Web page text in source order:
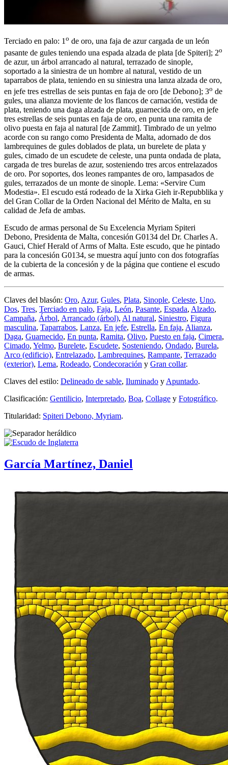
Terciado en palo: 1o de oro, una faja de azur cargada de un león
pasante de gules teniendo una espada alzada de plata [de Spiteri]; 2o
de azur, un árbol arrancado al natural, terrazado de sinople,
soportado a la siniestra de un hombre al natural, vestido de un
taparrabos de plata, teniendo en su siniestra una lanza alzada de oro,
en jefe tres estrellas de seis puntas en faja de oro [de Debono]; 3o de
gules, una alianza moviente de los flancos de carnación, vestida de
plata, teniendo una daga alzada de plata, guarnecida de oro, en jefe
tres estrellas de seis puntas en faja de oro, en punta una ramita de
olivo puesta en faja al natural [de Zammit]. Timbrado de un yelmo
acorde con su rango como Presidenta de Malta, adornado de dos
lambrequines de gules doblados de plata, un burelete de plata y
gules, cimado de un escudete de celeste, una punta ondada de plata,
cargada de tres burelas de azur, sosteniendo tres arcos entrelazados
de oro. Por soportes, dos leones rampantes de oro, lampasados de
gules, terrazados de un monte de sinople. Lema: «Servire Cum
Modestia». El escudo está rodeado de la Xirka Gieh ir-Repubblika y
del Gran Collar de la Orden Nacional del Mérito de Malta, en su
calidad de Jefa de ambas.
Escudo de armas personal de Su Excelencia Myriam Spiteri
Debono, Presidenta de Malta, concesión G0134 del Dr. Charles A.
Gauci, Chief Herald of Arms of Malta. Este escudo, que he pintado
para la concesión G0134, se muestra aquí junto con dos fotografías
de la cubierta de la concesión y de la página que contiene el escudo
de armas.
Claves del blasón: Oro, Azur, Gules, Plata, Sinople, Celeste, Uno,
Dos, Tres, Terciado en palo, Faja, León, Pasante, Espada, Alzado,
Campaña, Árbol, Arrancado (árbol), Al natural, Siniestro, Figura
masculina, Taparrabos, Lanza, En jefe, Estrella, En faja, Alianza,
Daga, Guarnecido, En punta, Ramita, Olivo, Puesto en faja, Cimera,
Cimado, Yelmo, Burelete, Escudete, Sosteniendo, Ondado, Burela,
Arco (edificio), Entrelazado, Lambrequines, Rampante, Terrazado
(exterior), Lema, Rodeado, Condecoración y Gran collar.
Claves del estilo: Delineado de sable, Iluminado yApuntado.
Clasificación: Gentilicio, Interpretado, Boa, Collage y Fotográfico.
Titularidad: Spiteri Debono, Myriam.
García Martínez, Daniel